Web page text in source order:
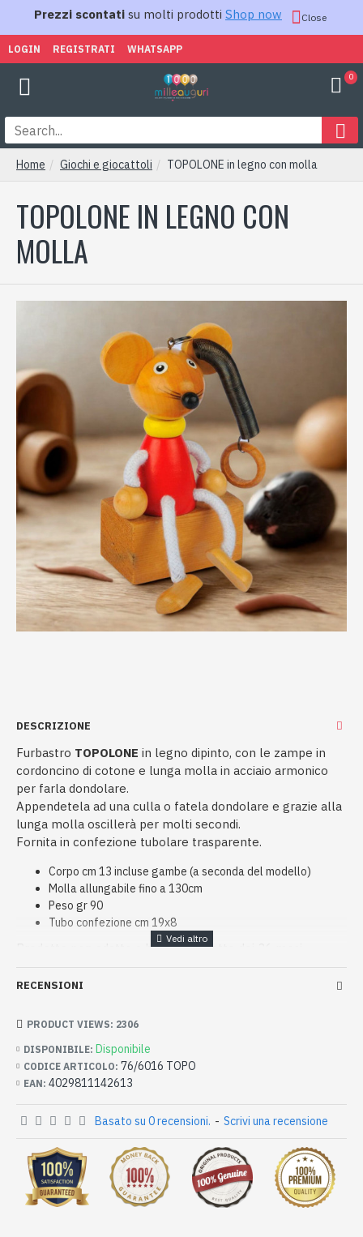
Prezzi scontati su molti prodotti Shop now Close
LOGIN REGISTRATI WHATSAPP
0
Home Giochi e giocattoli TOPOLONE in legno con molla
TOPOLONE IN LEGNO CON
MOLLA
DESCRIZIONE
Furbastro TOPOLONE in legno dipinto, con le zampe in
cordoncino di cotone e lunga molla in acciaio armonico
per farla dondolare.
Appendetela ad una culla o fatela dondolare e grazie alla
lunga molla oscillerà per molti secondi.
Fornita in confezione tubolare trasparente.
Corpo cm 13 incluse gambe (a seconda del modello)
Molla allungabile fino a 130cm
Peso gr 90
Tubo confezione cm 19x8
Prodotto non adatto a bimbi al di sotto dei 36 mesi
RECENSIONI
DISPONIBILE: Disponibile
CODICE ARTICOLO: 76/6016 TOPO
EAN: 4029811142613
PRODUCT VIEWS: 2306
Basato su 0 recensioni. - Scrivi una recensione